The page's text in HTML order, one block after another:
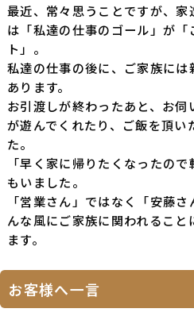
最近、常々思うことですが、家
は「私達の仕事のゴール」が「
ト」。
私達の仕事の後に、ご家族に
あります。
お引渡しが終わったあと、お
が遊んでくれたり、ご飯を頂い
た。
「早く家に帰りたくなったの
もいました。
「営業さん」ではなく「安藤
んな風にご家族に関われること
ます。
お客様へ一言